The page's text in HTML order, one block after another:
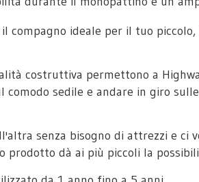
compagno ideale per il tuo
costruttiva permettono a
comodo sedile e andare in giro
senza bisogno di attrezzi e
prodotto dà ai più piccoli la